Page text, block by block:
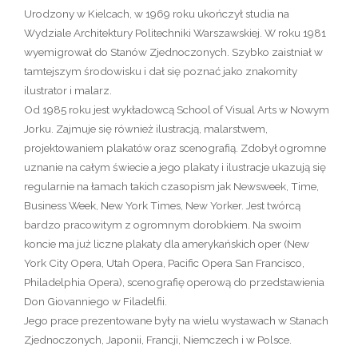
Urodzony w Kielcach, w 1969 roku ukończył studia na
Wydziale Architektury Politechniki Warszawskiej. W roku 1981
wyemigrował do Stanów Zjednoczonych. Szybko zaistniał w
tamtejszym środowisku i dał się poznać jako znakomity
ilustrator i malarz.
Od 1985 roku jest wykładowcą School of Visual Arts w Nowym
Jorku. Zajmuje się również ilustracją, malarstwem,
projektowaniem plakatów oraz scenografią. Zdobył ogromne
uznanie na całym świecie a jego plakaty i ilustracje ukazują się
regularnie na łamach takich czasopism jak Newsweek, Time,
Business Week, New York Times, New Yorker. Jest twórcą
bardzo pracowitym z ogromnym dorobkiem. Na swoim
koncie ma już liczne plakaty dla amerykańskich oper (New
York City Opera, Utah Opera, Pacific Opera San Francisco,
Philadelphia Opera), scenografię operową do przedstawienia
Don Giovanniego w Filadelfii.
Jego prace prezentowane były na wielu wystawach w Stanach
Zjednoczonych, Japonii, Francji, Niemczech i w Polsce.